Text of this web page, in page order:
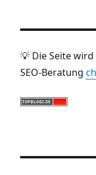
💡 Die Seite
SEO-Beratung